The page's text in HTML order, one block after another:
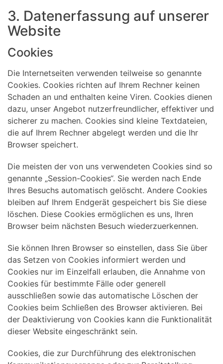
3. Datenerfassung auf unserer
Website
Cookies
Die Internetseiten verwenden teilweise so genannte
Cookies. Cookies richten auf Ihrem Rechner keinen
Schaden an und enthalten keine Viren. Cookies dienen
dazu, unser Angebot nutzerfreundlicher, effektiver und
sicherer zu machen. Cookies sind kleine Textdateien,
die auf Ihrem Rechner abgelegt werden und die Ihr
Browser speichert.
Die meisten der von uns verwendeten Cookies sind so
genannte „Session-Cookies“. Sie werden nach Ende
Ihres Besuchs automatisch gelöscht. Andere Cookies
bleiben auf Ihrem Endgerät gespeichert bis Sie diese
löschen. Diese Cookies ermöglichen es uns, Ihren
Browser beim nächsten Besuch wiederzuerkennen.
Sie können Ihren Browser so einstellen, dass Sie über
das Setzen von Cookies informiert werden und
Cookies nur im Einzelfall erlauben, die Annahme von
Cookies für bestimmte Fälle oder generell
ausschließen sowie das automatische Löschen der
Cookies beim Schließen des Browser aktivieren. Bei
der Deaktivierung von Cookies kann die Funktionalität
dieser Website eingeschränkt sein.
Cookies, die zur Durchführung des elektronischen